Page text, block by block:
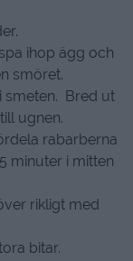
ihop ägg och
smöret.
smeten. Bred ut
ugnen.
rabarberna
minuter i mitten
rikligt med
bitar.